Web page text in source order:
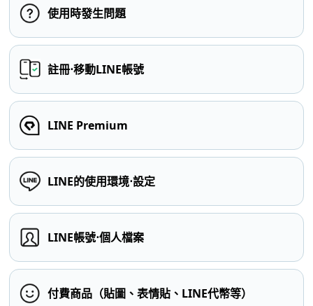
使用時發生問題
註冊⋅移動LINE帳號
LINE Premium
LINE的使用環境⋅設定
LINE帳號⋅個人檔案
付費商品（貼圖、表情貼、LINE代幣等）